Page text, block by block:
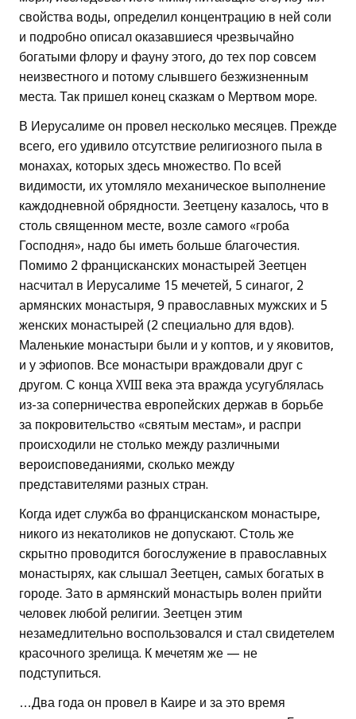
свойства воды, определил концентрацию в ней соли
и подробно описал оказавшиеся чрезвычайно
богатыми флору и фауну этого, до тех пор совсем
неизвестного и потому слывшего безжизненным
места. Так пришел конец сказкам о Мертвом море.
В Иерусалиме он провел несколько месяцев. Прежде
всего, его удивило отсутствие религиозного пыла в
монахах, которых здесь множество. По всей
видимости, их утомляло механическое выполнение
каждодневной обрядности. Зеетцену казалось, что в
столь священном месте, возле самого «гроба
Господня», надо бы иметь больше благочестия.
Помимо 2 францисканских монастырей Зеетцен
насчитал в Иерусалиме 15 мечетей, 5 синагог, 2
армянских монастыря, 9 православных мужских и 5
женских монастырей (2 специально для вдов).
Маленькие монастыри были и у коптов, и у яковитов,
и у эфиопов. Все монастыри враждовали друг с
другом. С конца XVIII века эта вражда усугублялась
из-за соперничества европейских держав в борьбе
за покровительство «святым местам», и распри
происходили не столько между различными
вероисповеданиями, сколько между
представителями разных стран.
Когда идет служба во францисканском монастыре,
никого из некатоликов не допускают. Столь же
скрытно проводится богослужение в православных
монастырях, как слышал Зеетцен, самых богатых в
городе. Зато в армянский монастырь волен прийти
человек любой религии. Зеетцен этим
незамедлительно воспользовался и стал свидетелем
красочного зрелища. К мечетям же — не
подступиться.
…Два года он провел в Каире и за это время